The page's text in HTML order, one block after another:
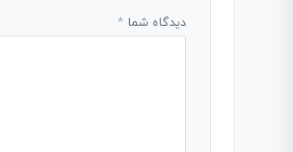
دیدگاه شما *